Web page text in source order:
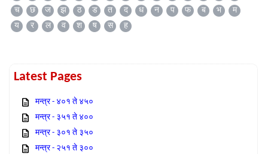
च
छ ज झ ठ ड त द ध न प फ ब भ
म
य
र ल व श ष स ह
Latest Pages
मन्त्र - ४०१ ते ४५०
मन्त्र - ३५१ ते ४००
मन्त्र - ३०१ ते ३५०
मन्त्र - २५१ ते ३००